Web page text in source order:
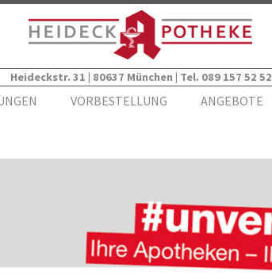
Heideckstr. 31 | 80637 München | Tel. 089 157 52 52
VORBESTELLUNG ANGEBOTE